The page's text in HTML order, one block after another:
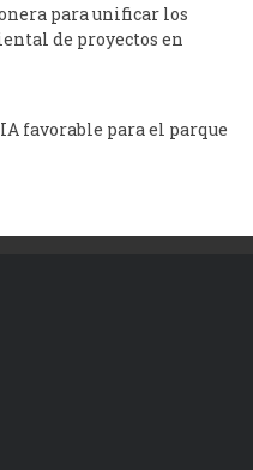
para unificar los
de proyectos en
favorable para el parque